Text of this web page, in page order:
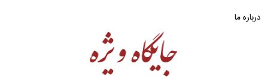
درباره ما